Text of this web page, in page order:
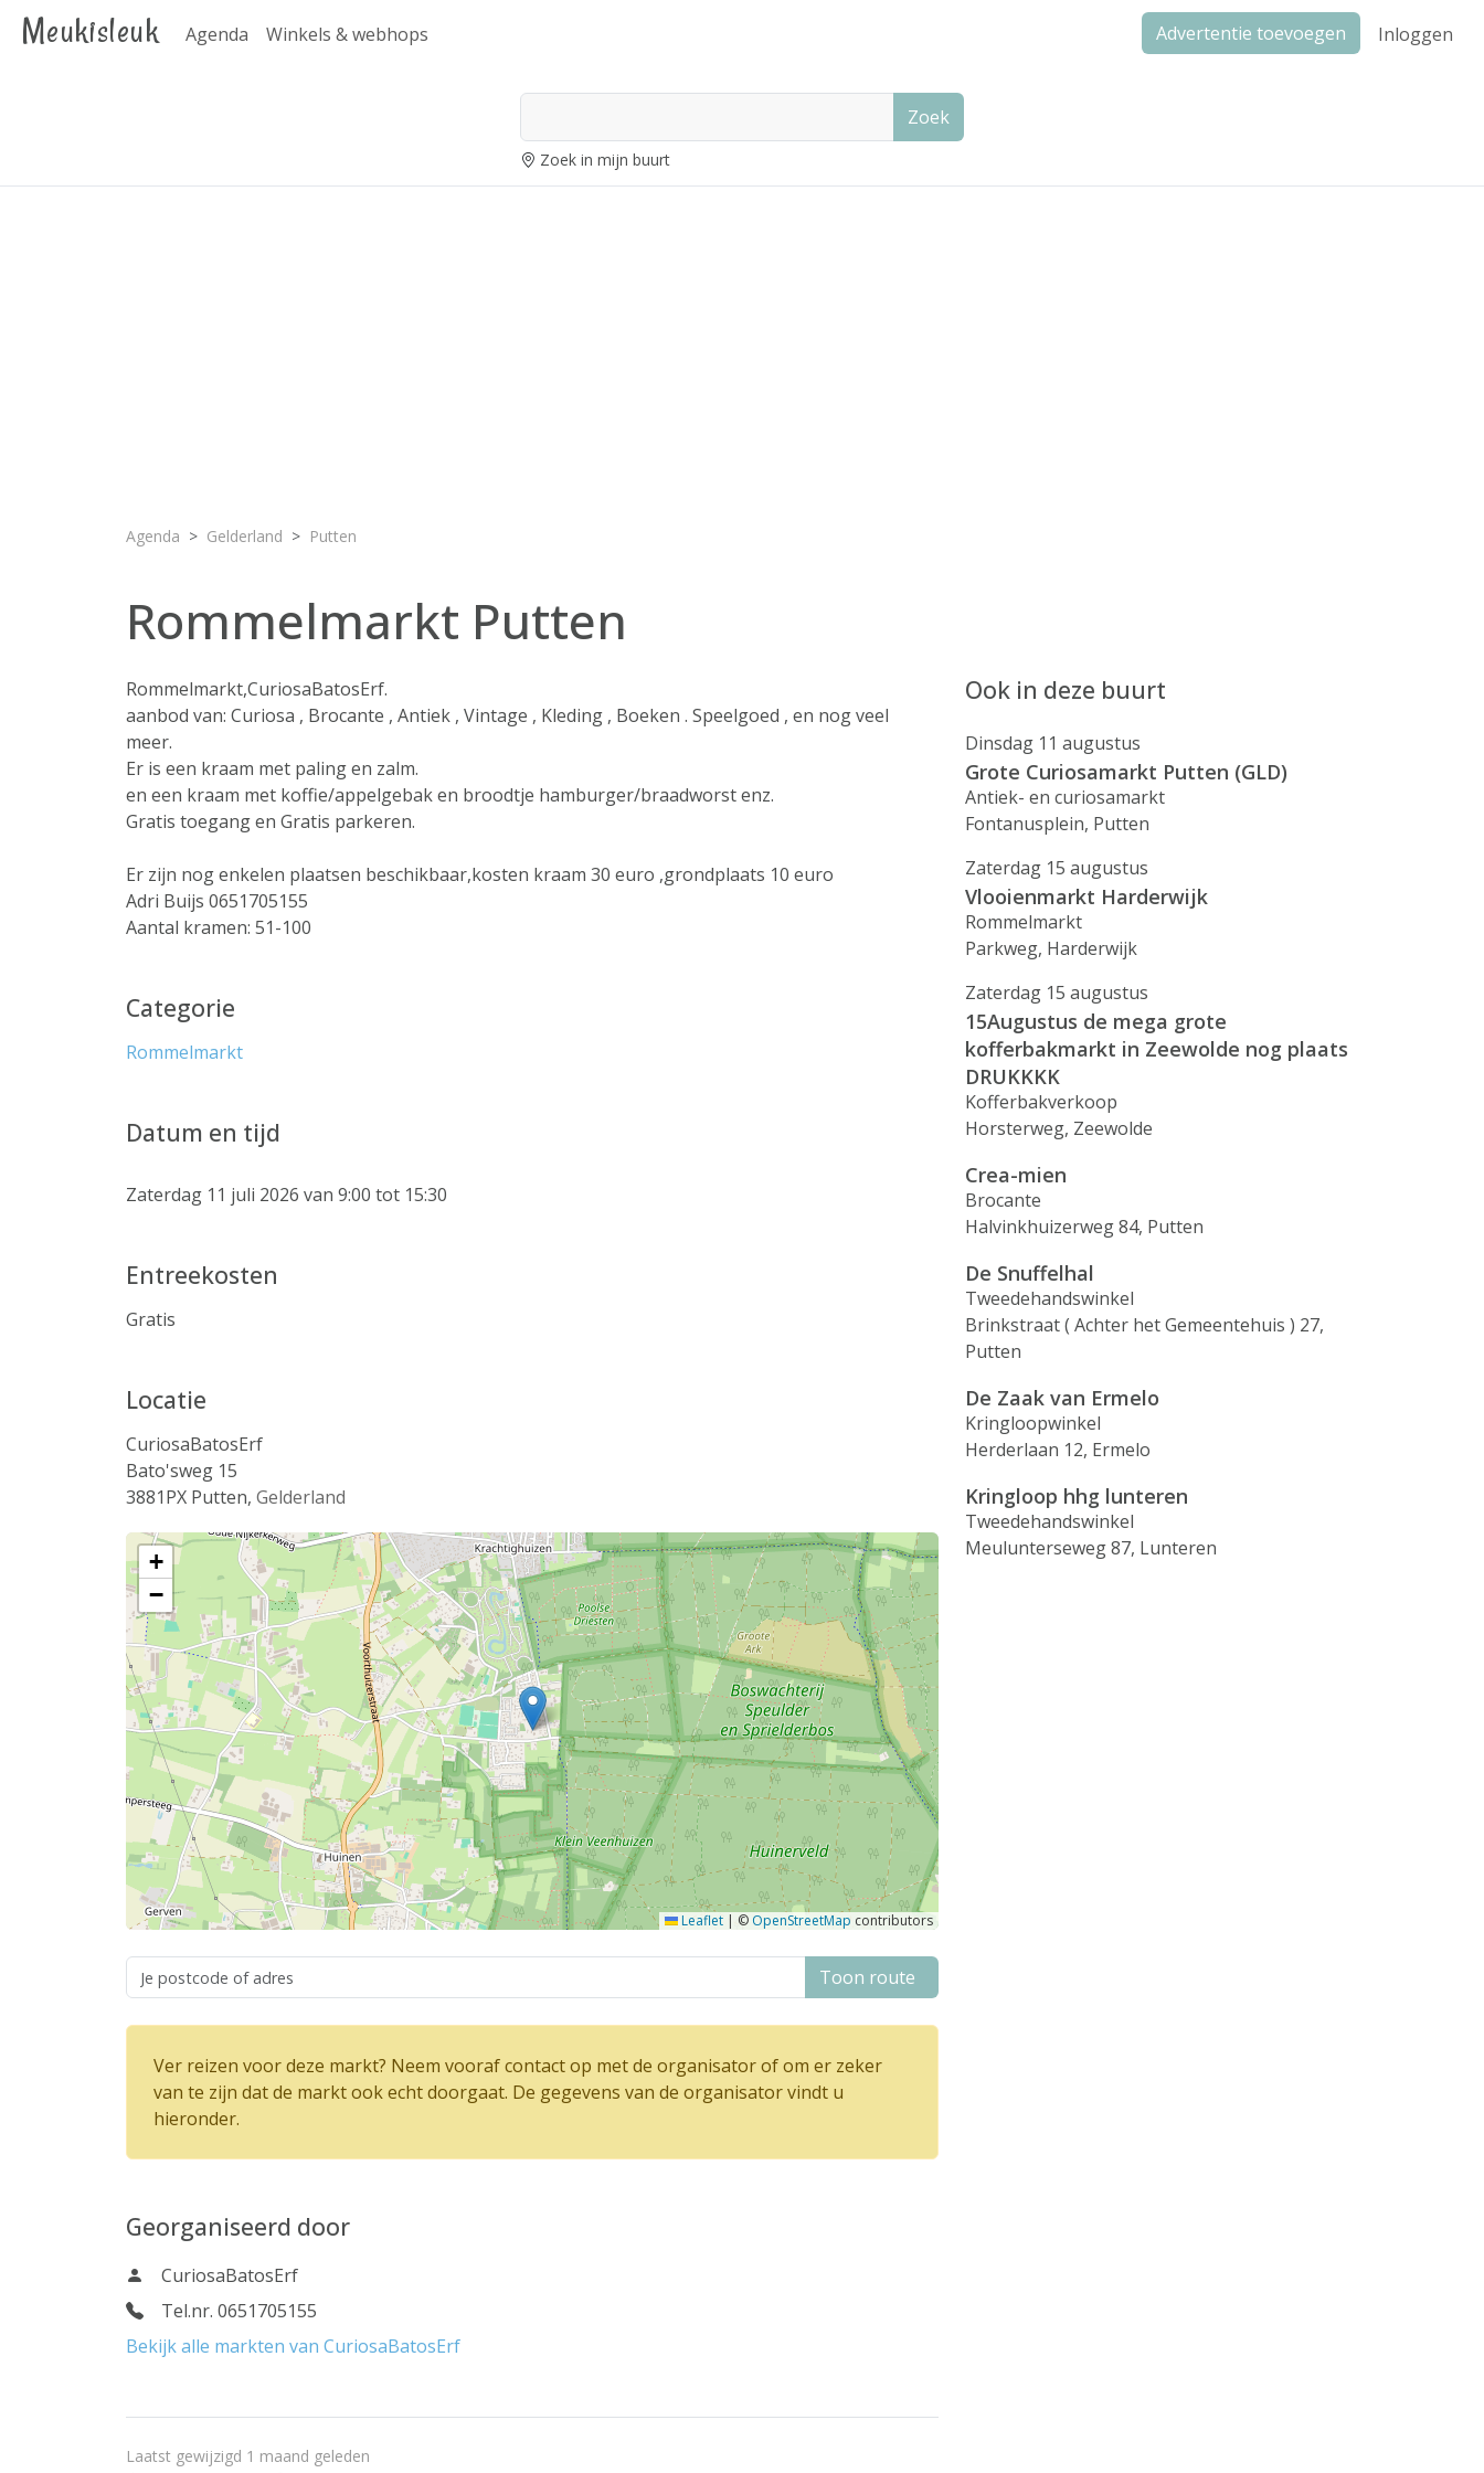
Meukisleuk Agenda Winkels & webhops Advertentie toevoegen Inloggen
Zoek
Zoek in mijn buurt
Agenda Gelderland Putten
Rommelmarkt Putten
Rommelmarkt,CuriosaBatosErf.
aanbod van: Curiosa , Brocante , Antiek , Vintage , Kleding , Boeken . Speelgoed , en nog veel
meer.
Er is een kraam met paling en zalm.
en een kraam met koffie/appelgebak en broodtje hamburger/braadworst enz.
Gratis toegang en Gratis parkeren.
Er zijn nog enkelen plaatsen beschikbaar,kosten kraam 30 euro ,grondplaats 10 euro
Adri Buijs 0651705155
Aantal kramen: 51-100
Categorie
Rommelmarkt
Datum en tijd
Zaterdag 11 juli 2026 van 9:00 tot 15:30
Entreekosten
Gratis
Locatie
CuriosaBatosErf
Bato'sweg 15
3881PX Putten, Gelderland
+
−
Leaflet | © OpenStreetMap contributors
Toon route
Ver reizen voor deze markt? Neem vooraf contact op met de organisator of om er zeker
van te zijn dat de markt ook echt doorgaat. De gegevens van de organisator vindt u
hieronder.
Georganiseerd door
CuriosaBatosErf
Tel.nr. 0651705155
Bekijk alle markten van CuriosaBatosErf
Laatst gewijzigd 1 maand geleden
Ook in deze buurt
Dinsdag 11 augustus
Grote Curiosamarkt Putten (GLD)
Antiek- en curiosamarkt
Fontanusplein, Putten
Zaterdag 15 augustus
Vlooienmarkt Harderwijk
Rommelmarkt
Parkweg, Harderwijk
Zaterdag 15 augustus
15Augustus de mega grote
kofferbakmarkt in Zeewolde nog plaats
DRUKKKK
Kofferbakverkoop
Horsterweg, Zeewolde
Crea-mien
Brocante
Halvinkhuizerweg 84, Putten
De Snuffelhal
Tweedehandswinkel
Brinkstraat ( Achter het Gemeentehuis ) 27,
Putten
De Zaak van Ermelo
Kringloopwinkel
Herderlaan 12, Ermelo
Kringloop hhg lunteren
Tweedehandswinkel
Meulunterseweg 87, Lunteren